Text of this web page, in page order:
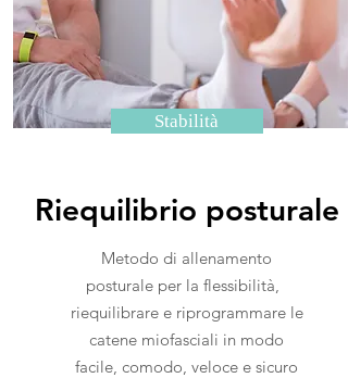
Stabilità
Riequilibrio posturale
Metodo di allenamento
posturale per la flessibilità,
riequilibrare e riprogrammare le
catene miofasciali in modo
facile, comodo, veloce e sicuro